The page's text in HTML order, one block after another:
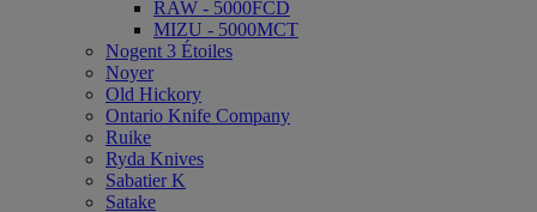
RAW - 5000FCD
MIZU - 5000MCT
Nogent 3 Étoiles
Noyer
Old Hickory
Ontario Knife Company
Ruike
Ryda Knives
Sabatier K
Satake